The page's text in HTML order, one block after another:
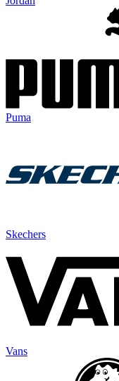
Puma
Skechers
Vans